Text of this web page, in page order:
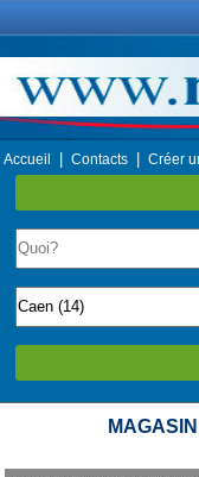
Accueil Contacts Créer